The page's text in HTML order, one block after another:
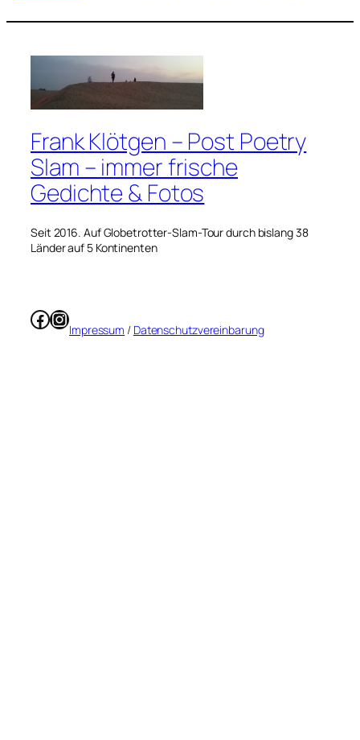
Frank Klötgen – Post Poetry
Slam – immer frische
Gedichte & Fotos
Seit 2016. Auf Globetrotter-Slam-Tour durch bislang 38
Länder auf 5 Kontinenten
Facebook
Instagram
Impressum / Datenschutzvereinbarung